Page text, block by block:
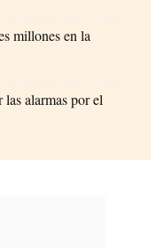
millones en la
las alarmas por el